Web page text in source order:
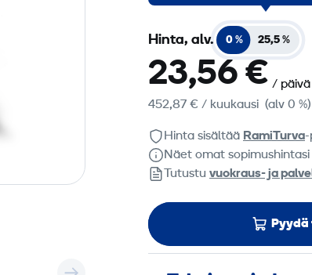
Hinta, alv. 0 % 25,5 %
23,56 € / päivä
452,87 € / kuukausi (alv 0 %)
Hinta sisältää RamiTurva-
Näet omat sopimushintasi
Tutustu vuokraus- ja